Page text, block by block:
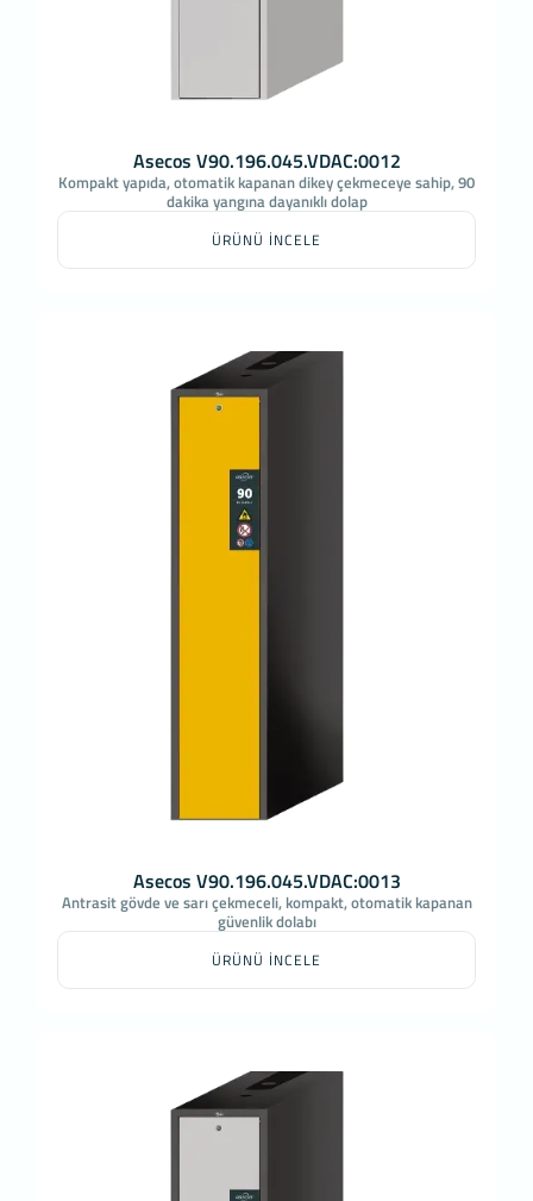
Asecos V90.196.045.VDAC:0012
Kompakt yapıda, otomatik kapanan dikey çekmeceye sahip, 90
dakika yangına dayanıklı dolap
ÜRÜNÜ İNCELE
Asecos V90.196.045.VDAC:0013
Antrasit gövde ve sarı çekmeceli, kompakt, otomatik kapanan
güvenlik dolabı
ÜRÜNÜ İNCELE